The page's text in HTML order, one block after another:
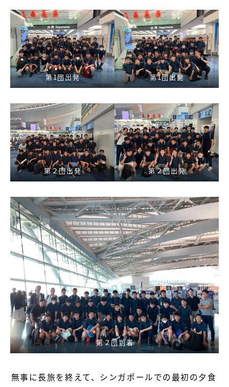
第1団出発 第1団出発
第２団出発 第２団出発
第２団到着
無事に長旅を終えて、シンガポールでの最初の夕食